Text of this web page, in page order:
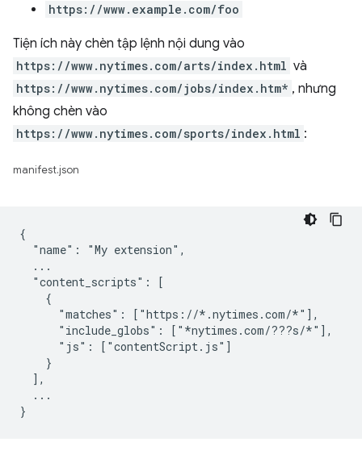
https://www.example.com/foo
Tiện ích này chèn tập lệnh nội dung vào
https://www.nytimes.com/arts/index.html và
https://www.nytimes.com/jobs/index.htm* , nhưng
không chèn vào
https://www.nytimes.com/sports/index.html :
manifest.json
{
  "name": "My extension",
  ...
  "content_scripts": [
    {
      "matches": ["https://*.nytimes.com/*"],
      "include_globs": ["*nytimes.com/???s/*"],
      "js": ["contentScript.js"]
    }
  ],
  ...